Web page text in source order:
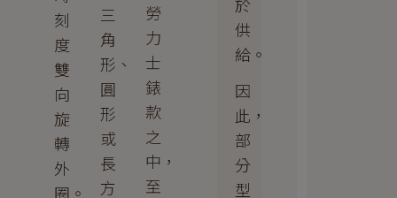
刻
度
雙
向
旋
轉
外
圈。
三
角
形、
圓
形
或
長
方
勞
力
士
錶
款
之
中，
至
供
給。
因
此，
部
分
型